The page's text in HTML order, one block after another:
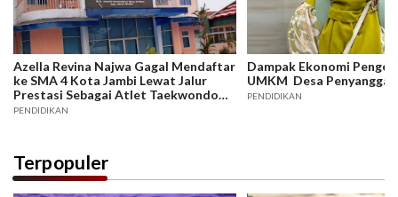
Azella Revina Najwa Gagal Mendaftar
ke SMA 4 Kota Jambi Lewat Jalur
Prestasi Sebagai Atlet Taekwondo
Tingkat Nasional
PENDIDIKAN
Dampak Ekonomi
UMKM Desa Penyangga
PENDIDIKAN
Terpopuler